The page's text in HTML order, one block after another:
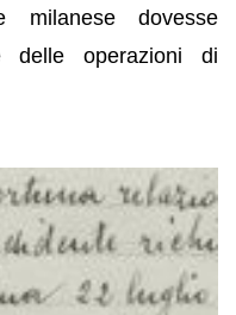
dovesse
delle operazioni di